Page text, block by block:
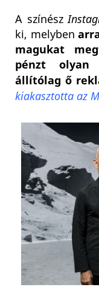
A színész
ki, melyben
magukat
pénzt olyan
állítólag ő
kiakasztotta az